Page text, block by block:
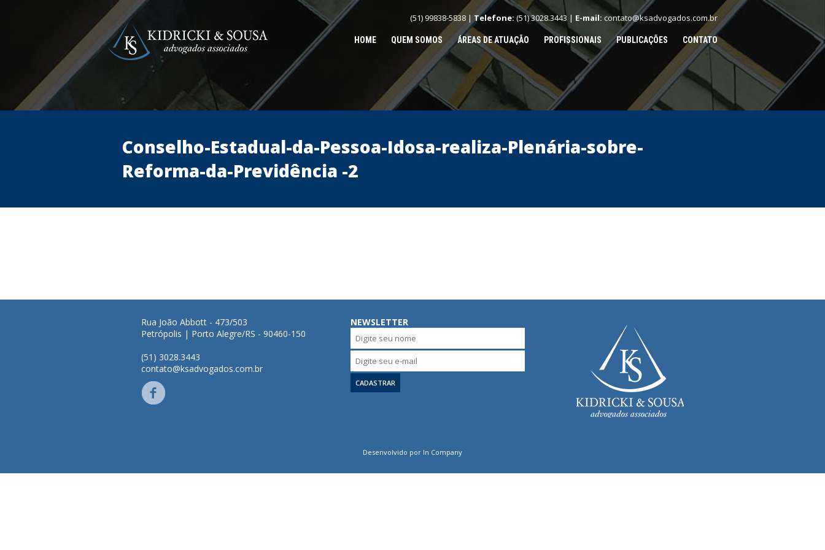
(51) 99838-5838 | Telefone: (51) 3028.3443 | E-mail: contato@ksadvogados.com.br
HOME QUEM SOMOS ÁREAS DE ATUAÇÃO PROFISSIONAIS PUBLICAÇÕES CONTATO
Conselho-Estadual-da-Pessoa-Idosa-realiza-Plenária-sobre-
Reforma-da-Previdência -2
Rua João Abbott - 473/503
Petrópolis | Porto Alegre/RS - 90460-150
(51) 3028.3443
contato@ksadvogados.com.br
NEWSLETTER
Desenvolvido por In Company